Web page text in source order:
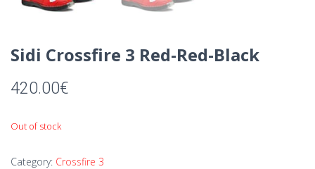
Sidi Crossfire 3 Red-Red-Black
420.00€
Out of stock
Category: Crossfire 3